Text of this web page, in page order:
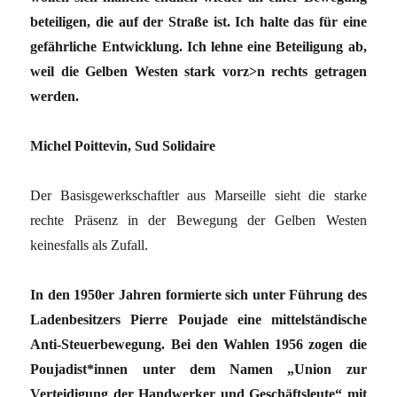
beteiligen, die auf der Straße ist. Ich halte das für eine
gefährliche Entwicklung. Ich lehne eine Beteiligung ab,
weil die Gelben Westen stark vorz>n rechts getragen
werden.
Michel Poittevin, Sud Solidaire
Der Basisgewerkschaftler aus Marseille sieht die starke
rechte Präsenz in der Bewegung der Gelben Westen
keinesfalls als Zufall.
In den 1950er Jahren formierte sich unter Führung des
Ladenbesitzers Pierre Poujade eine mittelständische
Anti-Steuerbewegung. Bei den Wahlen 1956 zogen die
Poujadist*innen unter dem Namen „Union zur
Verteidigung der Handwerker und Geschäftsleute“ mit